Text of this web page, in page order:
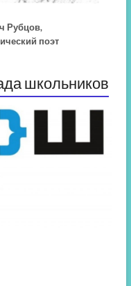
Рубцов,
поэт
школьников